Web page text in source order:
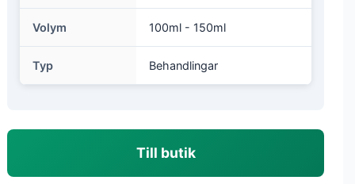
Volym 100ml - 150ml
Typ Behandlingar
Till butik